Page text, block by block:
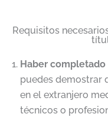
Requisitos
Haber
puedes demostrar
en el extranjero
técnicos o